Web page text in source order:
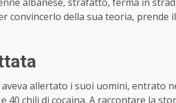
convincerlo della sua teoria,
allertato i suoi uomini, entrato
40 chili di cocaina. A raccontare la